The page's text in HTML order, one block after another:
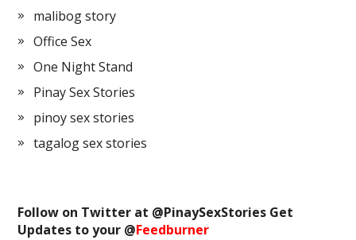
malibog story
Office Sex
One Night Stand
Pinay Sex Stories
pinoy sex stories
tagalog sex stories
Follow on Twitter at @PinaySexStories Get
Updates to your @Feedburner